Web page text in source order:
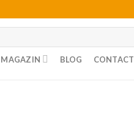
MAGAZIN BLOG CONTACT